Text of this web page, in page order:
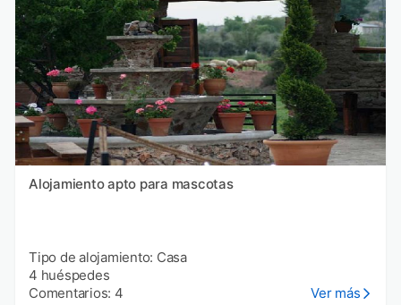
Alojamiento apto para mascotas
Tipo de alojamiento: Casa
4 huéspedes
Comentarios: 4
Ver más